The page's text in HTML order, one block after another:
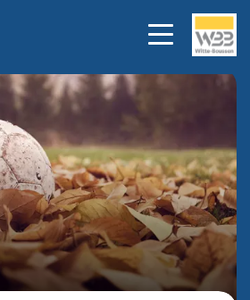
Bekijk alle foto's